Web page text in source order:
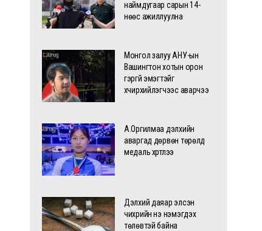
наймдугаар сарын 14-
нөөс ажиллуулна
Монгол залуу АНУ-ын
Вашингтон хотын орон
гэргүй эмэгтэйг
хүчирхийлэгчээс аварчээ
А.Оргилмаа дэлхийн
аваргад дөрвөн төрөлд
медаль хүртлээ
Дэлхий даяар элсэн
чихрийн үнэ нэмэгдэх
төлөвтэй байна